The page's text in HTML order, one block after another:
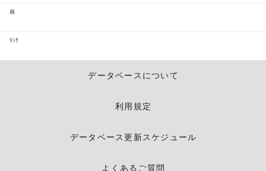
画
ﾘﾝｸ
データベースについて
利用規定
データベース更新スケジュール
よくあるご質問